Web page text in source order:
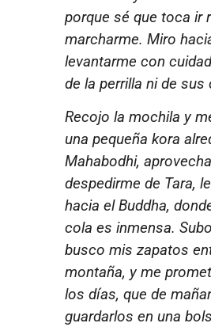
porque sé que toca ir
marcharme. Miro
levantarme con
de la perrilla ni de sus
Recojo la mochila y
una pequeña kora
Mahabodhi,
despedirme de Tara,
hacia el Buddha,
cola es inmensa.
busco mis zapatos
montaña, y me
los días, que de
guardarlos en una